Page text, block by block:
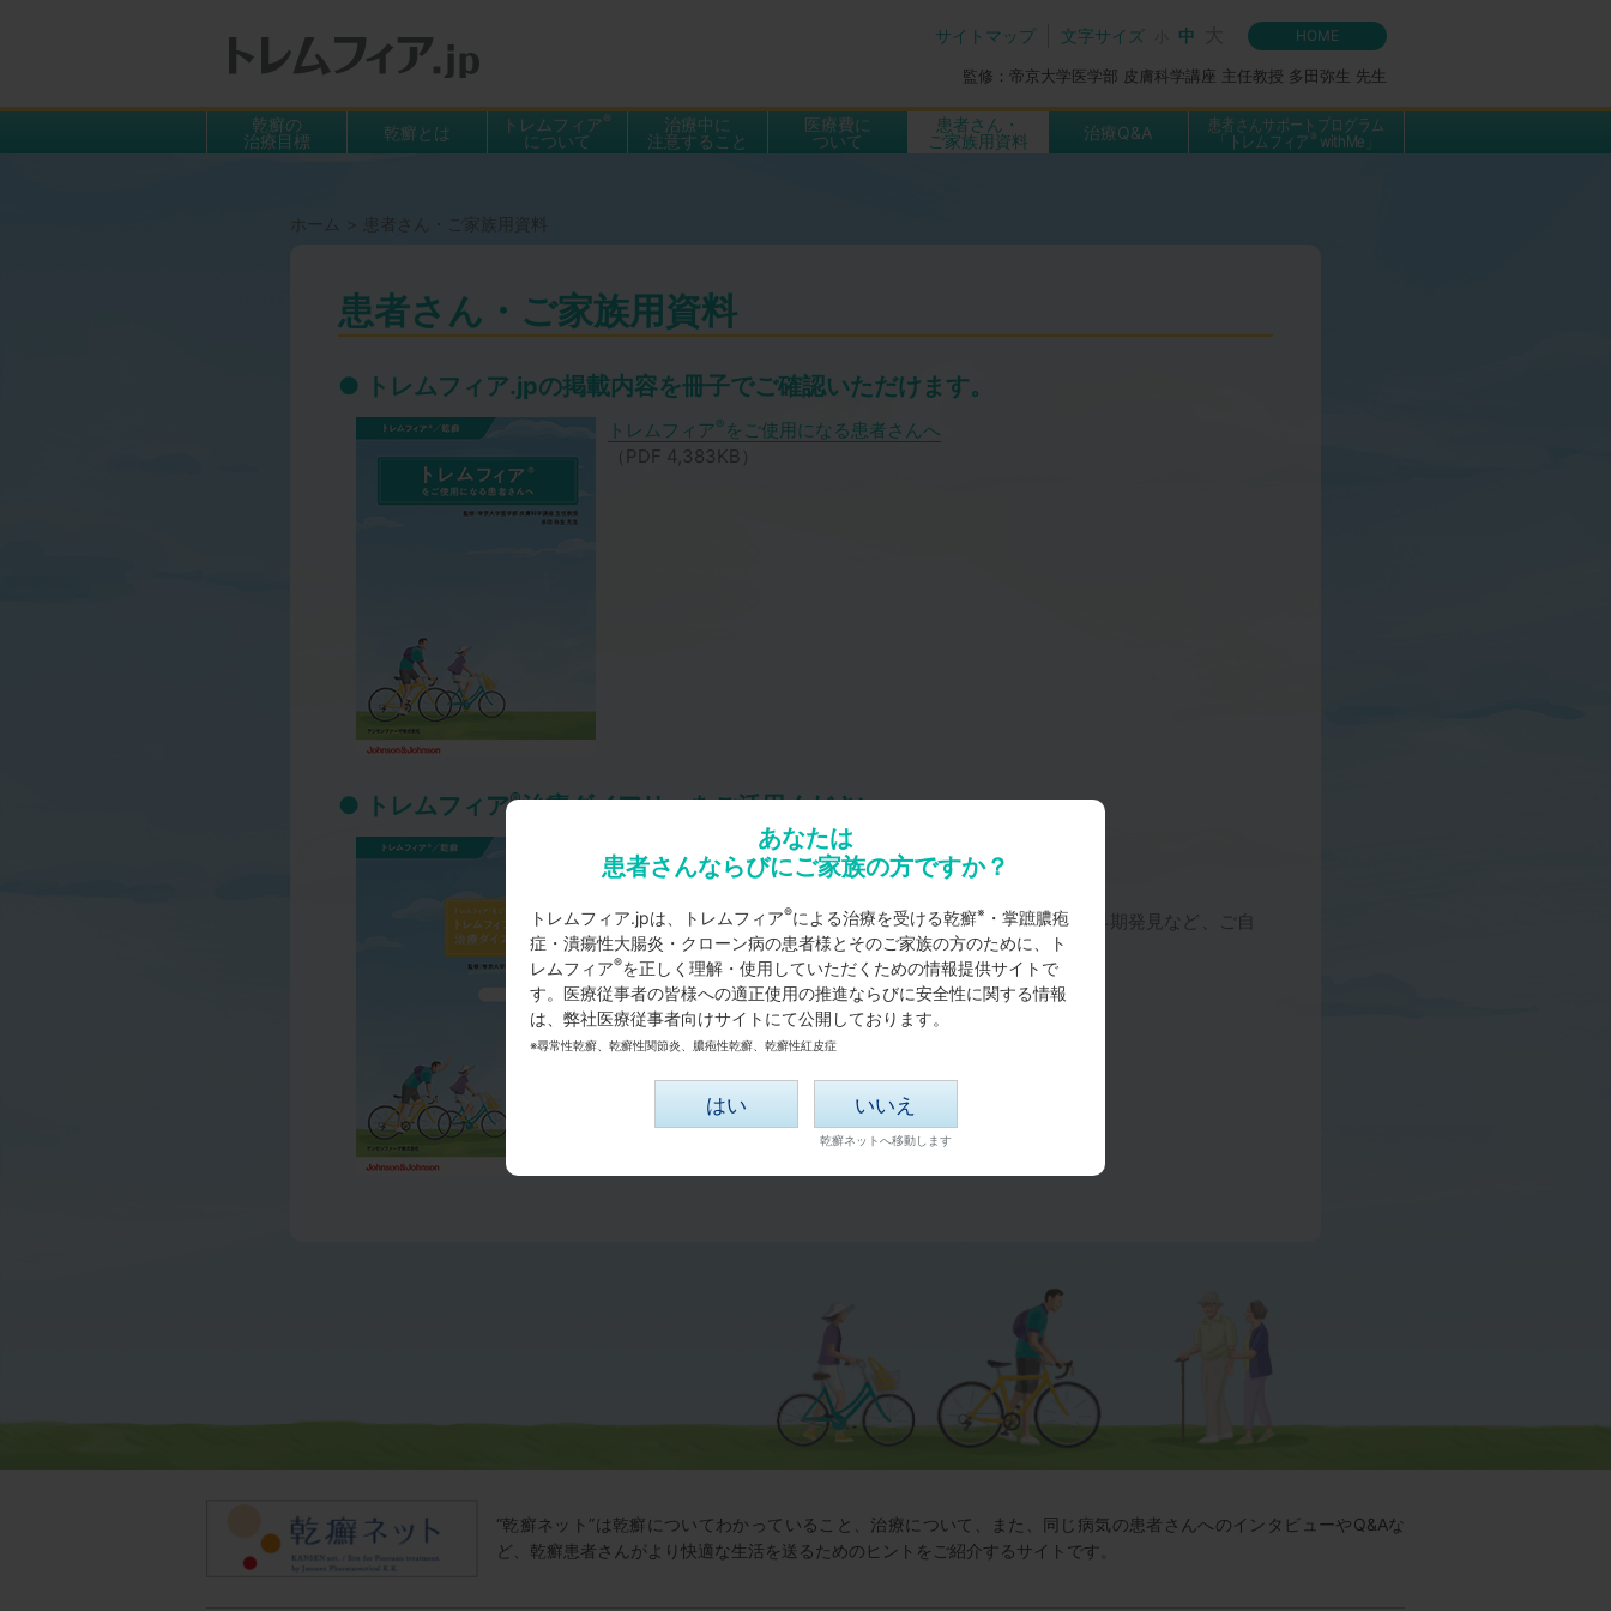
あなたは
患者さんならびにご家族の方ですか？
トレムフィア.jpは、トレムフィア®による治療を受ける乾癬※ ・掌蹠膿疱
症・潰瘍性大腸炎・クローン病の患者様とそのご家族の方のために、ト
レムフィア®を正しく理解・使用していただくための情報提供サイトで
す。医療従事者の皆様への適正使用の推進ならびに安全性に関する情報
は、弊社医療従事者向けサイトにて公開しております。
※尋常性乾癬、乾癬性関節炎、膿疱性乾癬、乾癬性紅皮症
はい いいえ
サイトマップ 文字サイズ 中 HOME
監修：帝京大学医学部 皮膚科学講座 主任教授 多田弥生 先生
乾癬の
治療目標
乾癬とは トレムフィア®
について
トレムフィア® について
治療について
投与スケジュール
治療中に
注意すること
治療中に注意すること
副作用について
医療費に
ついて
医療費について
医療費に関連する制度
高額療養費制度
自己負担軽減について
税の負担軽減について
手続方法について
治療費Q＆A
患者さん・
ご家族用資料
治療Q&A
患者さんサポートプログラム
「トレムフィア®withMe」
ホーム 患者さん・ご家族用資料
患者さん・ご家族用資料
トレムフィア.jpの掲載内容を冊子でご確認いただけます。
トレムフィア® をご使用になる患者さんへ
（PDF 4,383KB）
トレムフィア®治療ダイアリーをご活用ください。
トレムフィア
治療ダイアリー
（PDF 7,015KB）
トレムフィア ®治療中における乾癬の症状の変化や副作用の早期発見など、ご自
身での体調管理をサポートするための治療日誌です。
“乾癬ネット”は乾癬についてわかっていること、治療について、また、同じ病気の患者さんへのインタビューやQ&Aな
ど、乾癬患者さんがより快適な生活を送るためのヒントをご紹介するサイトです。